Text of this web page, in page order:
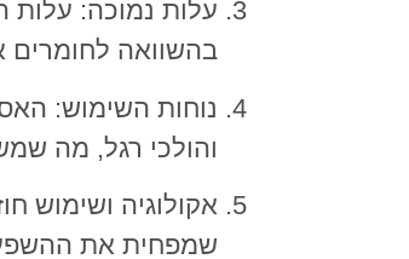
עלות נמוכה:
בהשוואה לחומרים
נוחות השימוש:
והולכי רגל, מה
אקולוגיה ושימוש
שמפחית את